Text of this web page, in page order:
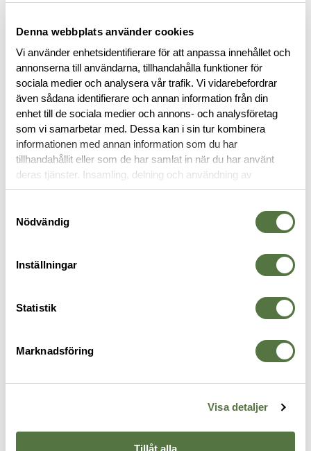
Denna webbplats använder cookies
Vi använder enhetsidentifierare för att anpassa innehållet och
annonserna till användarna, tillhandahålla funktioner för
sociala medier och analysera vår trafik. Vi vidarebefordrar
även sådana identifierare och annan information från din
enhet till de sociala medier och annons- och analysföretag
som vi samarbetar med. Dessa kan i sin tur kombinera
informationen med annan information som du har
tillhandahållit eller som de har samlat in när du har använt
deras tjänster. Insamling, delning och användning av
personuppgifter kan användas för personalisering av
Nödvändig
Inställningar
Statistik
Marknadsföring
Visa detaljer
Tillåt alla
BESKRIVNING
RECENSIONER
OM VARUMÄRKET
FÄLLKNIVAR